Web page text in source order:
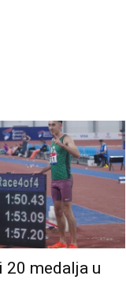
20 medalja u